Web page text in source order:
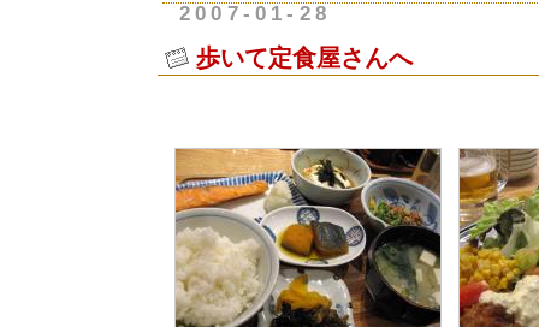
2007-01-28
歩いて定食屋さんへ